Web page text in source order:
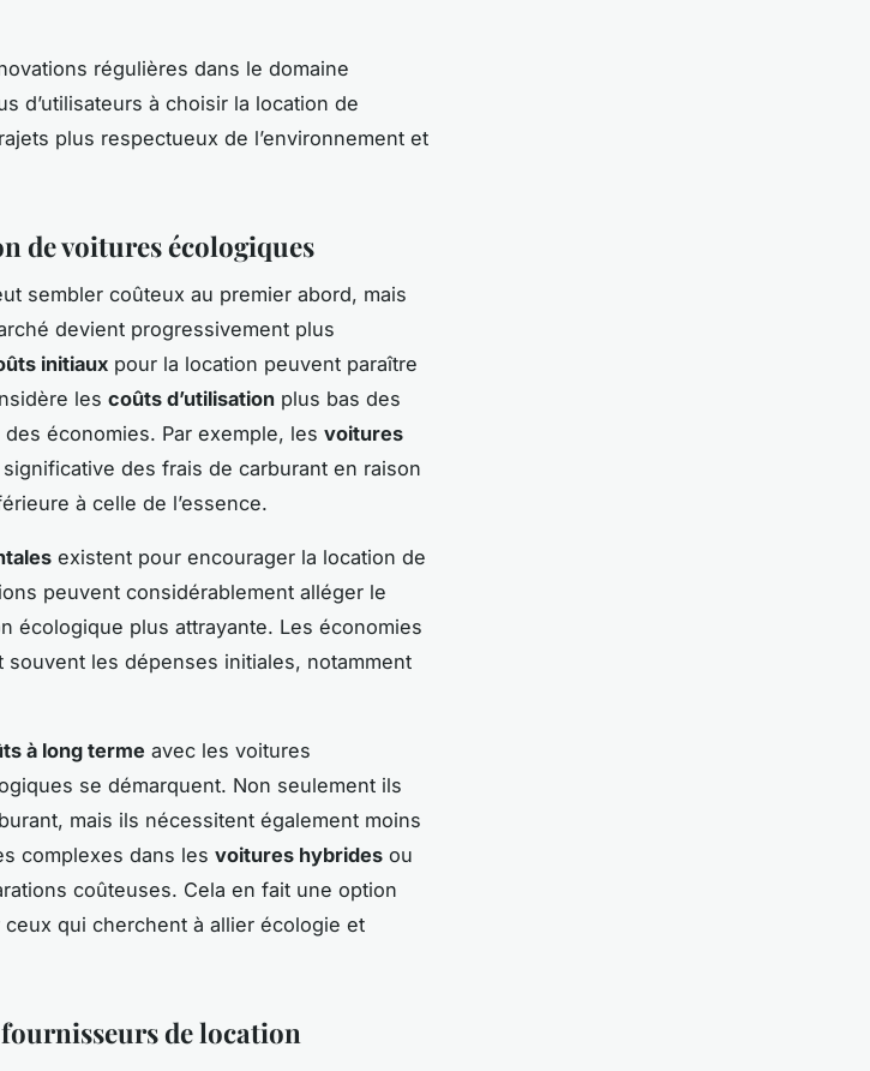
régulières dans le domaine
d’utilisateurs à choisir la location de
plus respectueux de l’environnement et
de voitures écologiques
sembler coûteux au premier abord, mais
devient progressivement plus
initiaux pour la location peuvent paraître
les coûts d’utilisation plus bas des
économies. Par exemple, les voitures
des frais de carburant en raison
à celle de l’essence.
existent pour encourager la location de
peuvent considérablement alléger le
écologique plus attrayante. Les économies
les dépenses initiales, notamment
à long terme avec les voitures
se démarquent. Non seulement ils
mais ils nécessitent également moins
complexes dans les voitures hybrides ou
coûteuses. Cela en fait une option
qui cherchent à allier écologie et
de location